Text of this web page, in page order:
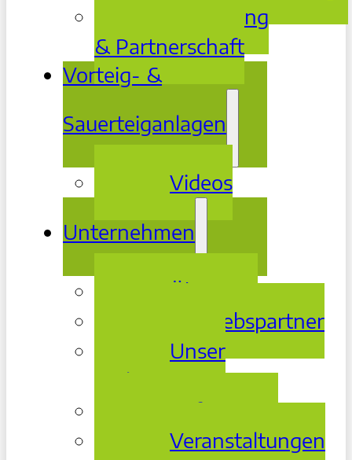
Betreuung
& Partnerschaft
Vorteig- &
Sauerteiganlagen
Videos
Unternehmen
Über Uns
Vertriebspartner
Unser
Archiv
Referenzen
Veranstaltungen